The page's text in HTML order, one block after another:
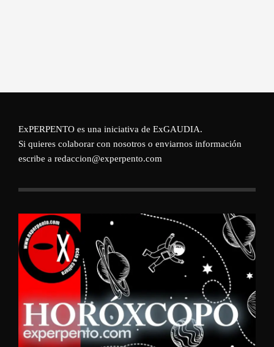
ExPERPENTO es una iniciativa de ExGAUDIA.
Si quieres colaborar con nosotros o enviarnos información
escribe a redaccion@experpento.com